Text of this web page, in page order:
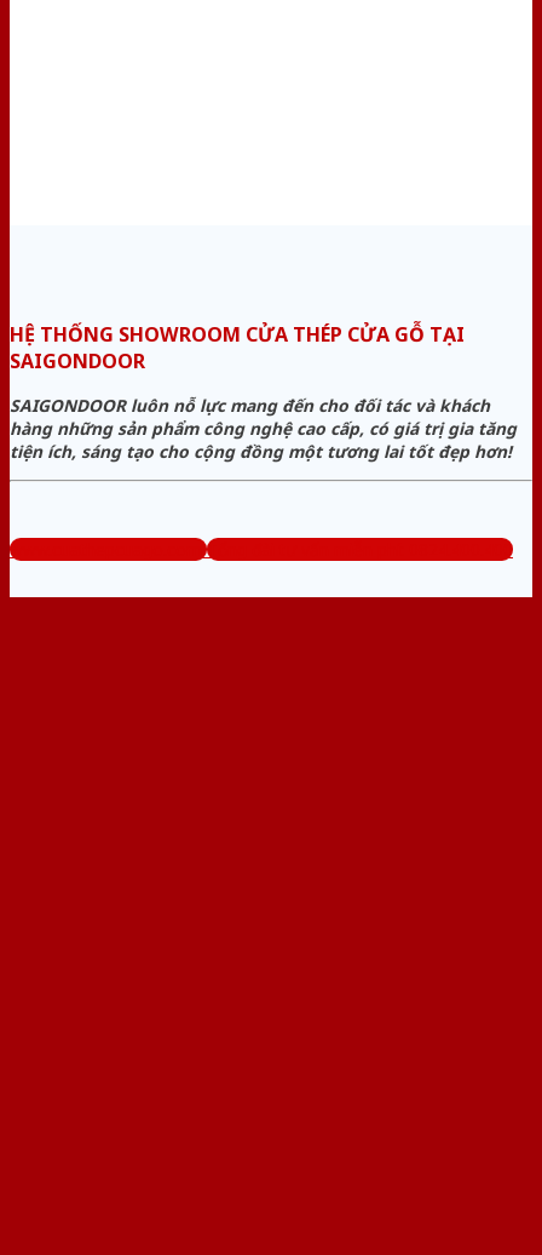
HỆ THỐNG SHOWROOM CỬA THÉP CỬA GỖ TẠI
SAIGONDOOR
SAIGONDOOR luôn nỗ lực mang đến cho đối tác và khách
hàng những sản phẩm công nghệ cao cấp, có giá trị gia tăng
tiện ích, sáng tạo cho cộng đồng một tương lai tốt đẹp hơn!
www.cuathepcuago.com Tổng đài tư vấn miễn phí: 0824.400.400